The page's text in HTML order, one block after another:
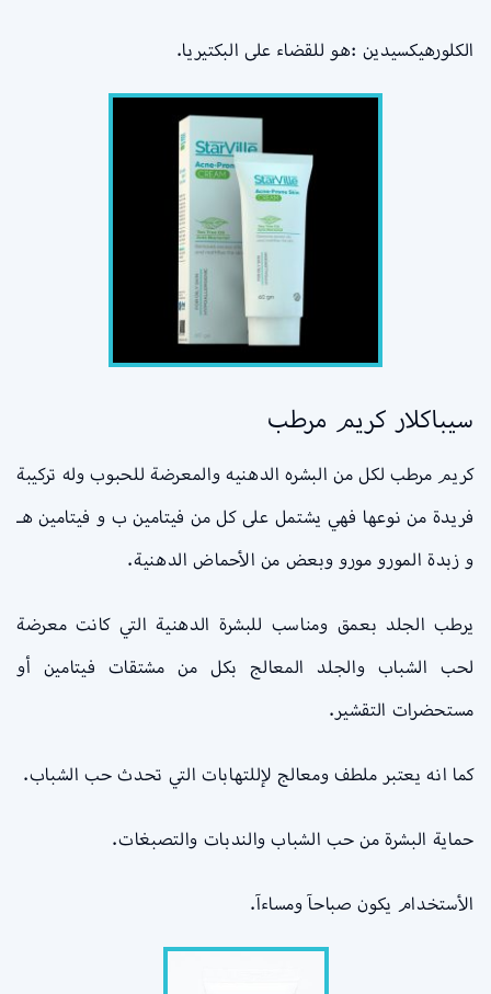
الكلورهيكسيدين :هو للقضاء على البكتيريا.
سيباكلار كريم مرطب
كريم مرطب لكل من البشره الدهنيه والمعرضة للحبوب وله تركيبة
فريدة من نوعها فهي يشتمل على كل من فيتامين ب و فيتامين هـ
و زبدة المورو مورو وبعض من الأحماض الدهنية.
يرطب الجلد بعمق ومناسب للبشرة الدهنية التي كانت معرضة
لحب الشباب والجلد المعالج بكل من مشتقات فيتامين أو
مستحضرات التقشير.
كما انه يعتبر ملطف ومعالج لإللتهابات التي تحدث حب الشباب.
حماية البشرة من حب الشباب والندبات والتصبغات.
الأستخدام يكون صباحآ ومساءآ.